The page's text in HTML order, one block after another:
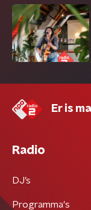
Er is
Radio
DJ’s
Programma's